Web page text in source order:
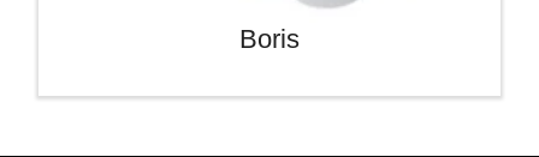
Boris